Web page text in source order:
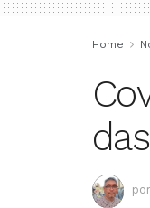
Home
por